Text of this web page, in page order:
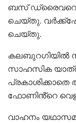
ബസ് ​ഡ്രൈവറെ
ചെയ്തു.
ചെയ്തു.
കലബുറഗിയിൽ
സാഹസിക
ഫോണിൻ്റെ
വാഹനം